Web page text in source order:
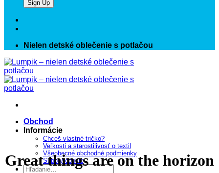
Nielen detské oblečenie s potlačou
Obchod
Informácie
Chceš vlastné tričko?
Veľkosti a starostilivosť o textil
Všeobecné obchodné podmienky
Súbory cookie
Hľadať:
Great things are on the horizon